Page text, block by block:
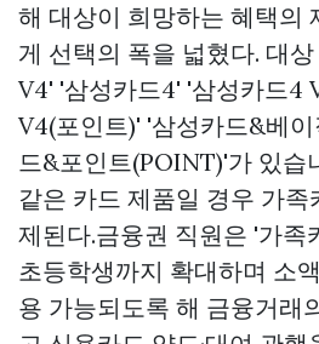
해 대상이 희망하는 혜택의
게 선택의 폭을 넓혔다. 대
V4' '삼성카드4' '삼성카드4
V4(포인트)' '삼성카드&베
드&포인트(POINT)'가 있습
같은 카드 제품일 경우 가족
제된다.금융권 직원은 '가족
초등학생까지 확대하며 소
용 가능되도록 해 금융거래